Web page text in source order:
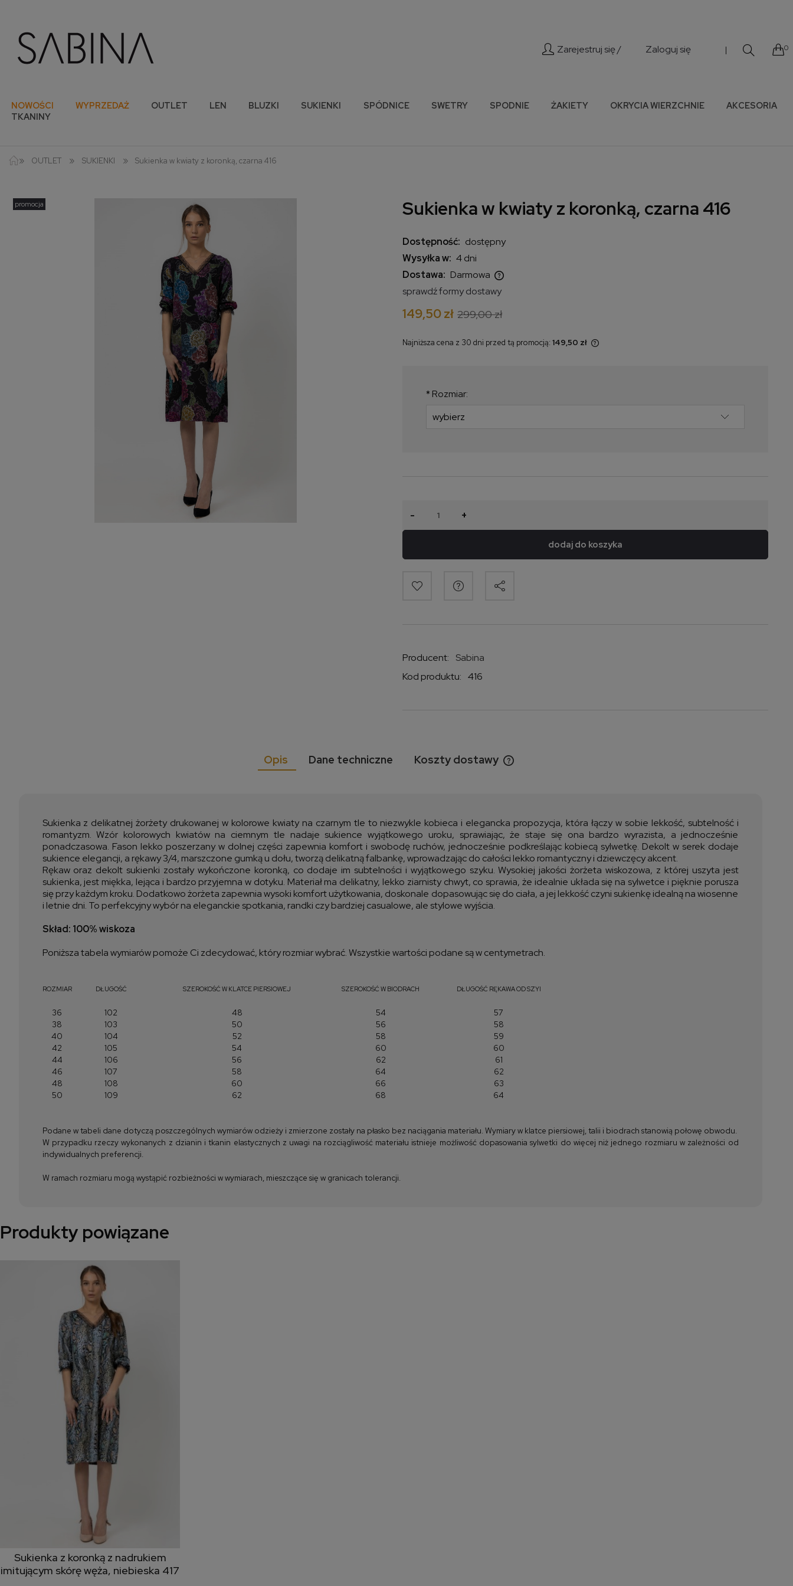
Zarejestruj się / Zaloguj się | 0
NOWOŚCI WYPRZEDAŻ OUTLET LEN BLUZKI SUKIENKI SPÓDNICE SWETRY SPODNIE ŻAKIETY OKRYCIA WIERZCHNIE
AKCESORIA
TKANINY
» OUTLET » SUKIENKI » Sukienka w kwiaty z koronką, czarna 416
promocja Sukienka w kwiaty z koronką, czarna 416
Dostępność: dostępny
Wysyłka w: 4 dni
Dostawa: Darmowa
kosztów płatności
sprawdź formy dostawy
149,50 zł 299,00 zł
Najniższa cena z 30 dni przed tą promocją: 149,50 zł
najniższa cena od momentu, kiedy
* Rozmiar:
- +
dodaj do koszyka
Producent:
Sabina
Kod produktu: 416
Opis Dane techniczne Koszty dostawy
Sukienka z delikatnej żorżety drukowanej w kolorowe kwiaty na czarnym tle to niezwykle kobieca i elegancka propozycja, która łączy w sobie lekkość, subtelność i
romantyzm. Wzór kolorowych kwiatów na ciemnym tle nadaje sukience wyjątkowego uroku, sprawiając, że staje się ona bardzo wyrazista, a jednocześnie
ponadczasowa. Fason lekko poszerzany w dolnej części zapewnia komfort i swobodę ruchów, jednocześnie podkreślając kobiecą sylwetkę. Dekolt w serek dodaje
sukience elegancji, a rękawy 3/4, marszczone gumką u dołu, tworzą delikatną falbankę, wprowadzając do całości lekko romantyczny i dziewczęcy akcent.
Rękaw oraz dekolt sukienki zostały wykończone koronką, co dodaje im subtelności i wyjątkowego szyku. Wysokiej jakości żorżeta wiskozowa, z której uszyta jest
sukienka, jest miękka, lejąca i bardzo przyjemna w dotyku. Materiał ma delikatny, lekko ziarnisty chwyt, co sprawia, że idealnie układa się na sylwetce i pięknie porusza
się przy każdym kroku. Dodatkowo żorżeta zapewnia wysoki komfort użytkowania, doskonale dopasowując się do ciała, a jej lekkość czyni sukienkę idealną na wiosenne
i letnie dni. To perfekcyjny wybór na eleganckie spotkania, randki czy bardziej casualowe, ale stylowe wyjścia.
Skład: 100% wiskoza
Poniższa tabela wymiarów pomoże Ci zdecydować, który rozmiar wybrać. Wszystkie wartości podane są w centymetrach.
ROZMIAR DŁUGOŚĆ SZEROKOŚĆ W KLATCE PIERSIOWEJ SZEROKOŚĆ W BIODRACH DŁUGOŚĆ RĘKAWA OD SZYI
36 102 48 54
57
38
103 50 56
58
40
104 52 58
59
42
105 54 60
60
44
106 56 62
61
46
107 58 64
62
48
108 60 66
63
50
109 62 68 64
Podane w tabeli dane dotyczą poszczególnych wymiarów odzieży i zmierzone zostały na płasko bez naciągania materiału. Wymiary w klatce piersiowej, talii i biodrach stanowią połowę obwodu.
W przypadku rzeczy wykonanych z dzianin i tkanin elastycznych z uwagi na rozciągliwość materiału istnieje możliwość dopasowania sylwetki do więcej niż jednego rozmiaru w zależności od
indywidualnych preferencji.
W ramach rozmiaru mogą wystąpić rozbieżności w wymiarach, mieszczące się w granicach tolerancji.
Produkty powiązane
dodaj do koszyka
Sukienka z koronką z nadrukiem
imitującym skórę węża, niebieska 417